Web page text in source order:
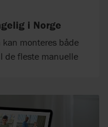
i Norge
monteres både
de fleste manuelle